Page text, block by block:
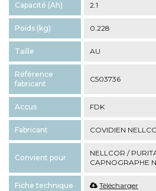
Capacité (Ah) 2.1
Poids (kg) 0.228
Taille AU
Référence
fabricant
C503736
Accus FDK
Fabricant COVIDIEN
Convient pour
NELLCOR /
CAPNOGRAPHE
Fiche technique Télécharger